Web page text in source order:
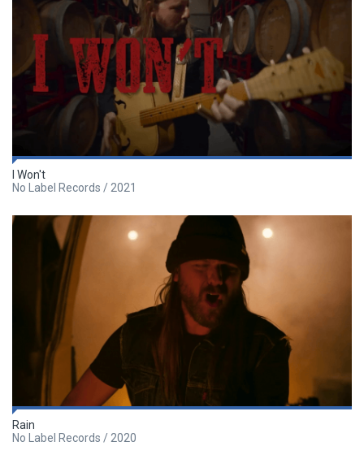
I Won't
No Label Records / 2021
Rain
No Label Records / 2020